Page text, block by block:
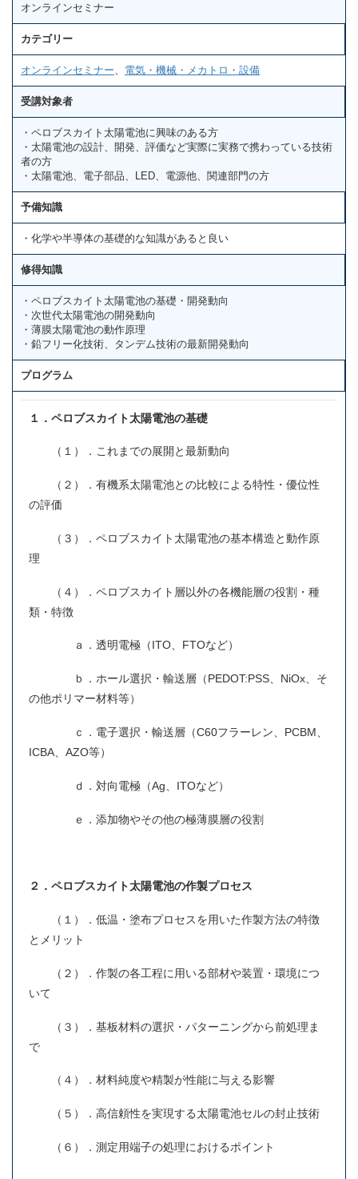
オンラインセミナー
カテゴリー
オンラインセミナー 電気・機械・メカトロ・設備
受講対象者
・ペロブスカイト太陽電池に興味のある方
・太陽電池の設計、開発、評価など実際に実務で携わっている技術
者の方
・太陽電池、電子部品、LED、電源他、関連部門の方
予備知識
・化学や半導体の基礎的な知識があると良い
修得知識
・ペロブスカイト太陽電池の基礎・開発動向
・次世代太陽電池の開発動向
・薄膜太陽電池の動作原理
・鉛フリー化技術、タンデム技術の最新開発動向
プログラム
１．ペロブスカイト太陽電池の基礎
（１）．これまでの展開と最新動向
（２）．有機系太陽電池との比較による特性・優位性
の評価
（３）．ペロブスカイト太陽電池の基本構造と動作原
理
（４）．ペロブスカイト層以外の各機能層の役割・種
類・特徴
ａ．透明電極（ITO、FTOなど）
ｂ．ホール選択・輸送層（PEDOT:PSS、NiOx、そ
の他ポリマー材料等）
ｃ．電子選択・輸送層（C60フラーレン、PCBM、
ICBA、AZO等）
ｄ．対向電極（Ag、ITOなど）
ｅ．添加物やその他の極薄膜層の役割
２．ペロブスカイト太陽電池の作製プロセス
（１）．低温・塗布プロセスを用いた作製方法の特徴
とメリット
（２）．作製の各工程に用いる部材や装置・環境につ
いて
（３）．基板材料の選択・パターニングから前処理ま
で
（４）．材料純度や精製が性能に与える影響
（５）．高信頼性を実現する太陽電池セルの封止技術
（６）．測定用端子の処理におけるポイント